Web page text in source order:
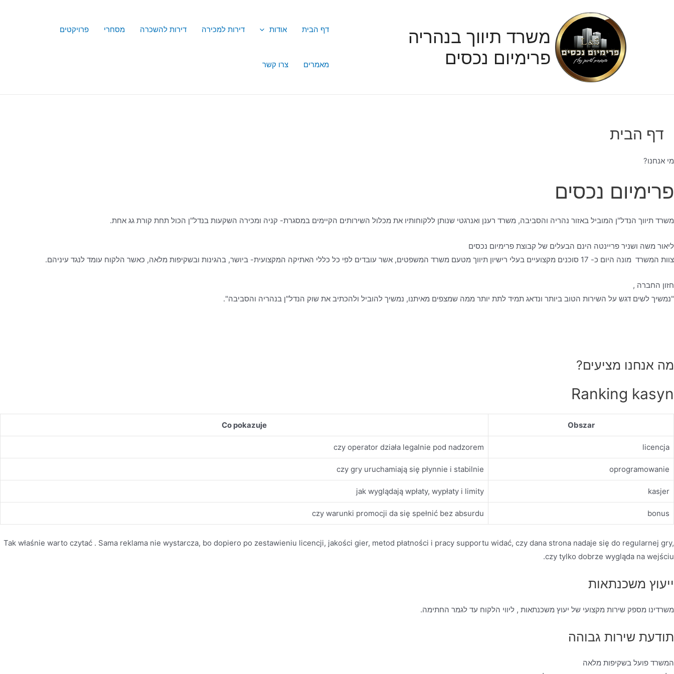
משרד תיווך בנהריה
פרימיום נכסים
דף הבית אודות דירות למכירה דירות להשכרה מסחרי פרויקטים
מאמרים צרו קשר
דף הבית
מי אנחנו?
פרימיום נכסים
משרד תיווך הנדל"ן המוביל באזור נהריה והסביבה, משרד רענן ואנרגטי שנותן ללקוחותיו את מכלול השירותים הקיימים במסגרת- קניה ומכירה השקעות בנדל"ן הכול תחת קורת גג אחת.
ליאור משה ושניר פריינטה הינם הבעלים של קבוצת פרימיום נכסים
צוות המשרד מונה היום כ- 17 סוכנים מקצועיים בעלי רישיון תיווך מטעם משרד המשפטים, אשר עובדים לפי כל כללי האתיקה המקצועית- ביושר, בהגינות ובשקיפות מלאה, כאשר הלקוח עומד לנגד עיניהם.
חזון החברה ,
"נמשיך לשים דגש על השירות הטוב ביותר ונדאג תמיד לתת יותר ממה שמצפים מאיתנו, נמשיך להוביל ולהכתיב את שוק הנדל"ן בנהריה והסביבה".
מה אנחנו מציעים?
Ranking kasyn
Obszar
Co pokazuje
licencja
czy operator działa legalnie pod nadzorem
oprogramowanie
czy gry uruchamiają się płynnie i stabilnie
kasjer
jak wyglądają wpłaty, wypłaty i limity
bonus
czy warunki promocji da się spełnić bez absurdu
Tak właśnie warto czytać . Sama reklama nie wystarcza, bo dopiero po zestawieniu licencji, jakości gier, metod płatności i pracy supportu widać, czy dana strona nadaje się do regularnej gry,
czy tylko dobrze wygląda na wejściu.
ייעוץ משכנתאות
משרדינו מספק שירות מקצועי של יעוץ משכנתאות , ליווי הלקוח עד לגמר החתימה.
תודעת שירות גבוהה
המשרד פועל בשקיפות מלאה